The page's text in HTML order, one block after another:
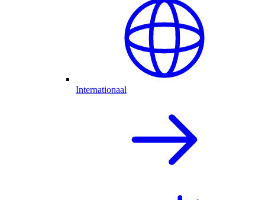
Internationaal